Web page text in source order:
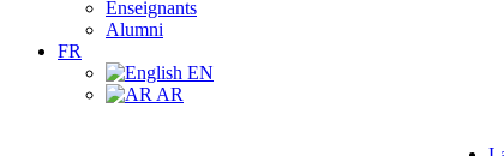
Enseignants
Alumni
FR
EN
AR